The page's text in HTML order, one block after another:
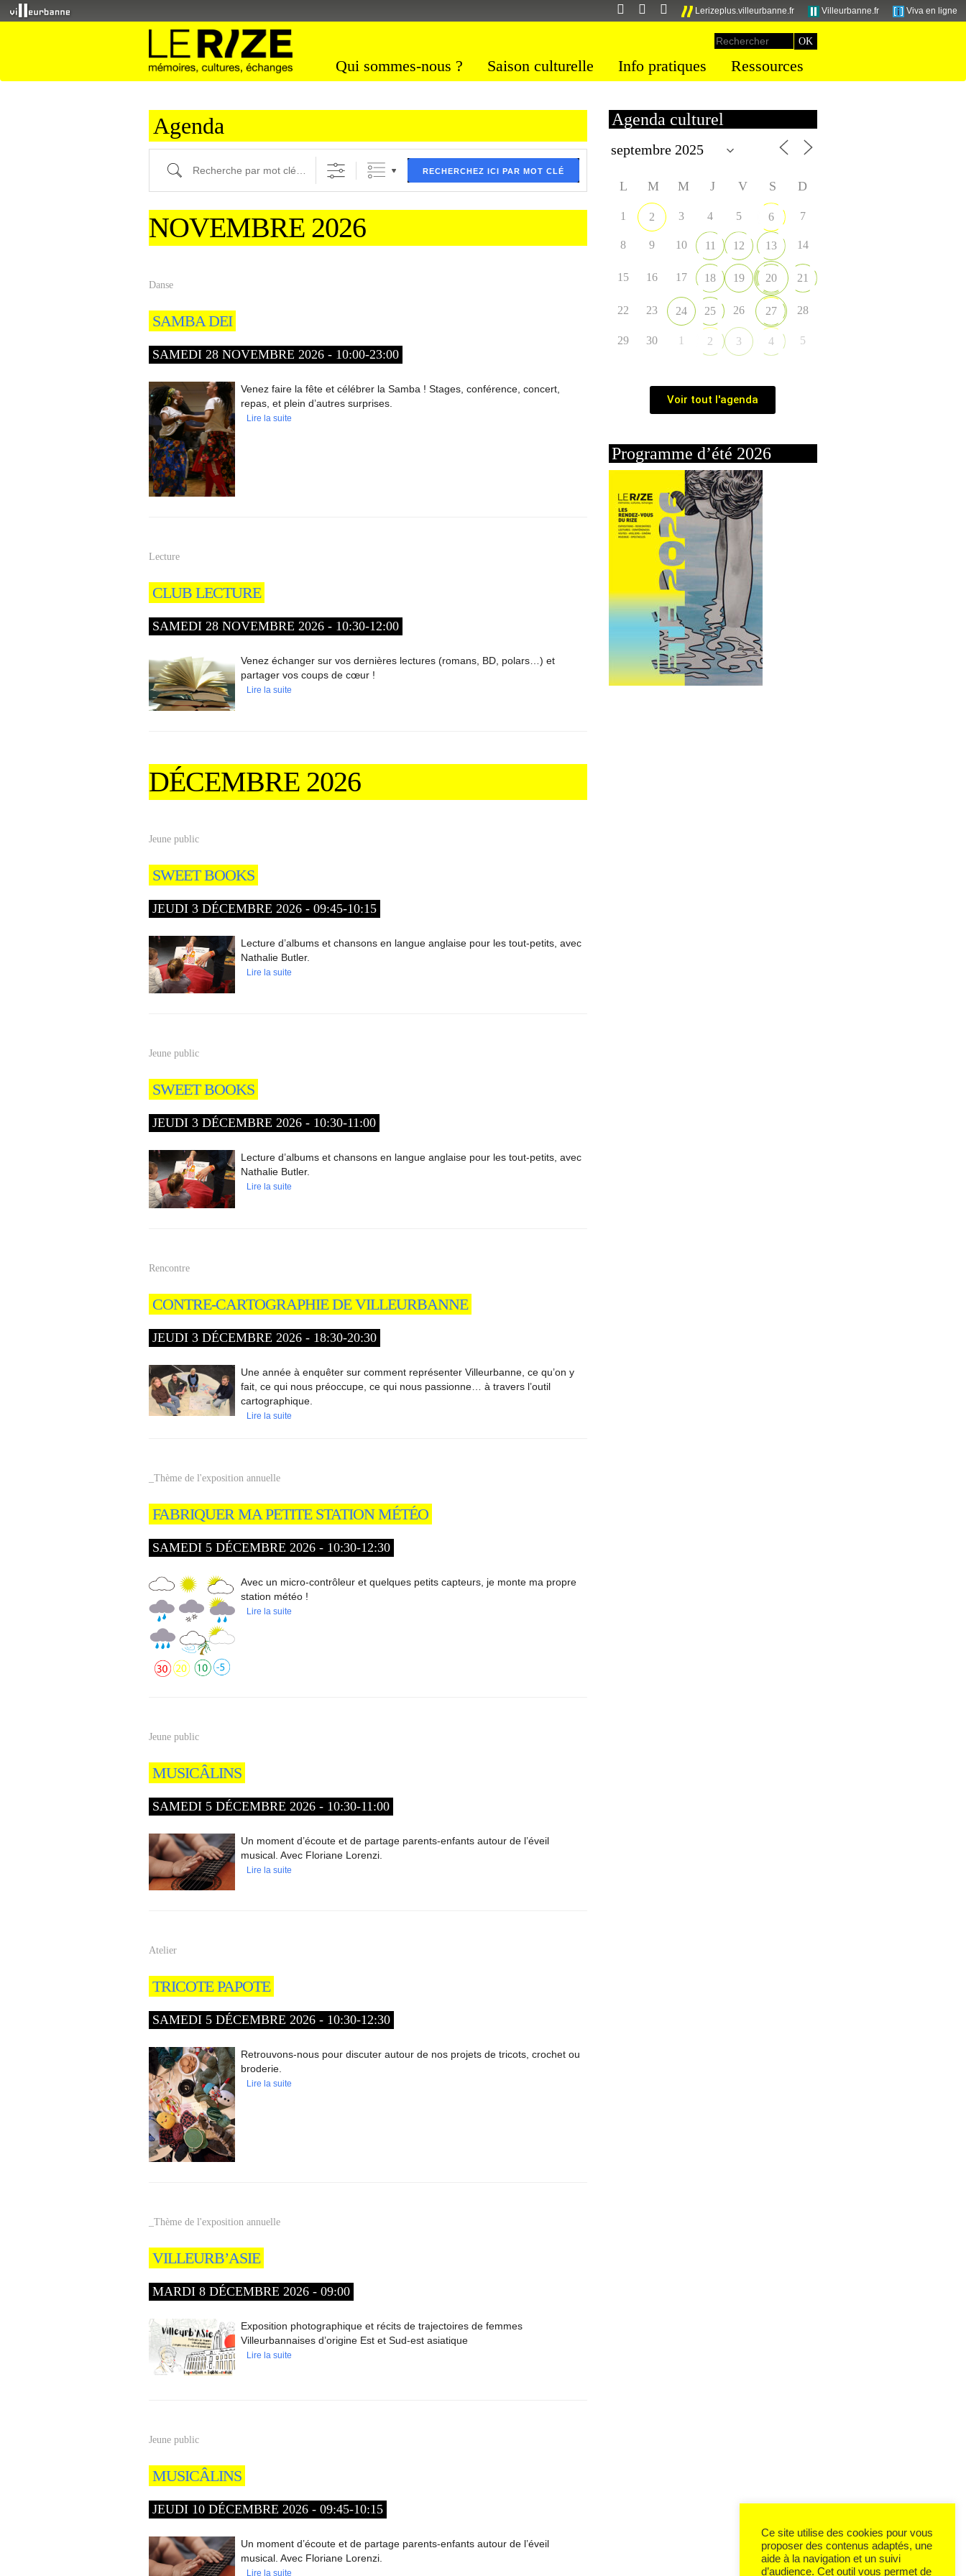
Lerizeplus.villeurbanne.fr Villeurbanne.fr Viva en ligne
Qui sommes-nous ? Saison culturelle Info pratiques Ressources
Agenda
Recherche par mot clé (ici) et / ou filtre (ci dessous) puis validez
RECHERCHEZ ICI PAR MOT CLÉ
NOVEMBRE 2026
Danse
SAMBA DEI
SAMEDI 28 NOVEMBRE 2026 - 10:00-23:00
Venez faire la fête et célébrer la Samba ! Stages, conférence, concert,
repas, et plein d’autres surprises.
Lire la suite
Lecture
CLUB LECTURE
SAMEDI 28 NOVEMBRE 2026 - 10:30-12:00
Venez échanger sur vos dernières lectures (romans, BD, polars…) et
partager vos coups de cœur !
Lire la suite
DÉCEMBRE 2026
Jeune public
SWEET BOOKS
JEUDI 3 DÉCEMBRE 2026 - 09:45-10:15
Lecture d’albums et chansons en langue anglaise pour les tout-petits, avec
Nathalie Butler.
Lire la suite
Jeune public
SWEET BOOKS
JEUDI 3 DÉCEMBRE 2026 - 10:30-11:00
Lecture d’albums et chansons en langue anglaise pour les tout-petits, avec
Nathalie Butler.
Lire la suite
Rencontre
CONTRE-CARTOGRAPHIE DE VILLEURBANNE
JEUDI 3 DÉCEMBRE 2026 - 18:30-20:30
Une année à enquêter sur comment représenter Villeurbanne, ce qu’on y
fait, ce qui nous préoccupe, ce qui nous passionne… à travers l’outil
cartographique.
Lire la suite
_Thème de l'exposition annuelle
FABRIQUER MA PETITE STATION MÉTÉO
SAMEDI 5 DÉCEMBRE 2026 - 10:30-12:30
Avec un micro-contrôleur et quelques petits capteurs, je monte ma propre
station météo !
Lire la suite
Jeune public
MUSICÂLINS
SAMEDI 5 DÉCEMBRE 2026 - 10:30-11:00
Un moment d’écoute et de partage parents-enfants autour de l’éveil
musical. Avec Floriane Lorenzi.
Lire la suite
Atelier
TRICOTE PAPOTE
SAMEDI 5 DÉCEMBRE 2026 - 10:30-12:30
Retrouvons-nous pour discuter autour de nos projets de tricots, crochet ou
broderie.
Lire la suite
_Thème de l'exposition annuelle
VILLEURB’ASIE
MARDI 8 DÉCEMBRE 2026 - 09:00
Exposition photographique et récits de trajectoires de femmes
Villeurbannaises d’origine Est et Sud-est asiatique
Lire la suite
Jeune public
MUSICÂLINS
JEUDI 10 DÉCEMBRE 2026 - 09:45-10:15
Un moment d’écoute et de partage parents-enfants autour de l’éveil
musical. Avec Floriane Lorenzi.
Lire la suite
Agenda culturel
L M M J V S D
1 2 3 4 5 6 7
8 9 10 11 12 13 14
15 16 17 18 19 20 21
22 23 24 25 26 27 28
29 30 1 2 3 4 5
Voir tout l'agenda
Programme d’été 2026
Ce site utilise des cookies pour vous
proposer des contenus adaptés, une
aide à la navigation et un suivi
d’audience. Cet outil vous permet de